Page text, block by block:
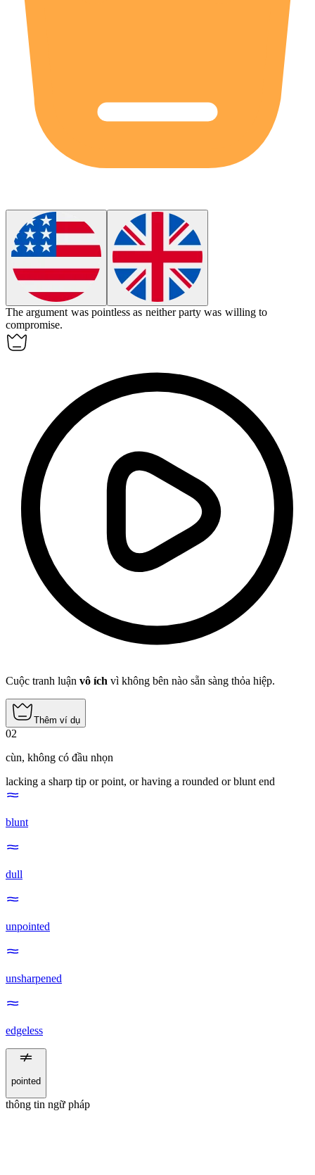
The argument was pointless as neither party was willing to
compromise.
Cuộc tranh luận vô ích vì không bên nào sẵn sàng thỏa hiệp.
Thêm ví dụ
02
cùn, không có đầu nhọn
lacking a sharp tip or point, or having a rounded or blunt end
blunt
dull
unpointed
unsharpened
edgeless
pointed
thông tin ngữ pháp